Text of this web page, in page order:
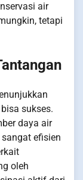
air
tetapi
sukses.
daya air
efisien
oleh